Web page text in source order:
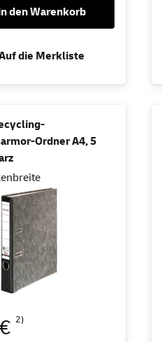
den Warenkorb
die Merkliste
Ordner A4, 5
2)